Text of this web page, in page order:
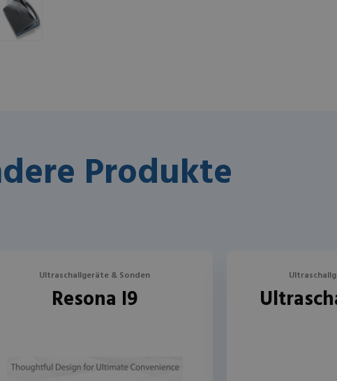
Produkte
Ultraschallgeräte & Sonden
Resona I9